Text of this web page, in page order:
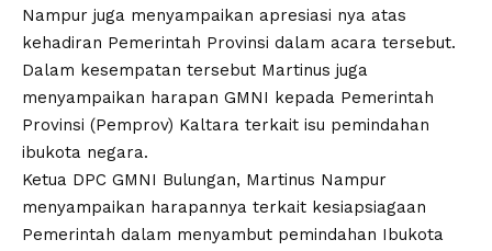
Nampur juga menyampaikan apresiasi nya atas
kehadiran Pemerintah Provinsi dalam acara tersebut.
Dalam kesempatan tersebut Martinus juga
menyampaikan harapan GMNI kepada Pemerintah
Provinsi (Pemprov) Kaltara terkait isu pemindahan
ibukota negara.
Ketua DPC GMNI Bulungan, Martinus Nampur
menyampaikan harapannya terkait kesiapsiagaan
Pemerintah dalam menyambut pemindahan Ibukota